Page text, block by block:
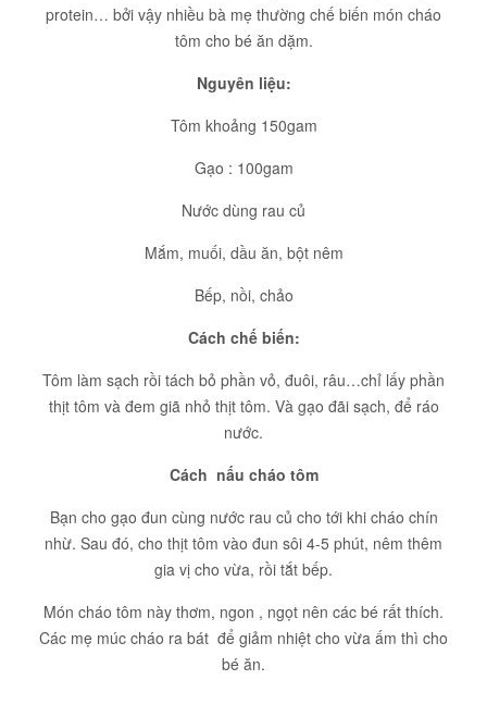
protein… bởi vậy nhiều bà mẹ thường chế biến món cháo
tôm cho bé ăn dặm.
Nguyên liệu:
Tôm khoảng 150gam
Gạo : 100gam
Nước dùng rau củ
Mắm, muối, dầu ăn, bột nêm
Bếp, nồi, chảo
Cách chế biến:
Tôm làm sạch rồi tách bỏ phần vỏ, đuôi, râu…chỉ lấy phần
thịt tôm và đem giã nhỏ thịt tôm. Và gạo đãi sạch, để ráo
nước.
Cách nấu cháo tôm
Bạn cho gạo đun cùng nước rau củ cho tới khi cháo chín
nhừ. Sau đó, cho thịt tôm vào đun sôi 4-5 phút, nêm thêm
gia vị cho vừa, rồi tắt bếp.
Món cháo tôm này thơm, ngon , ngọt nên các bé rất thích.
Các mẹ múc cháo ra bát để giảm nhiệt cho vừa ấm thì cho
bé ăn.